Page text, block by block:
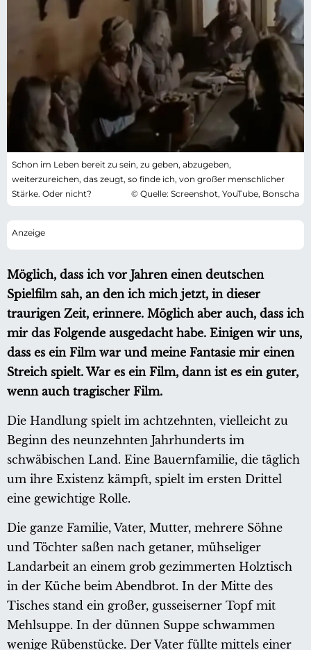
Schon im Leben bereit zu sein, zu geben, abzugeben,
weiterzureichen, das zeugt, so finde ich, von großer menschlicher
Stärke. Oder nicht?
© Quelle: Screenshot, YouTube, Bonscha
Möglich, dass ich vor Jahren einen deutschen
Spielfilm sah, an den ich mich jetzt, in dieser
traurigen Zeit, erinnere. Möglich aber auch, dass ich
mir das Folgende ausgedacht habe. Einigen wir uns,
dass es ein Film war und meine Fantasie mir einen
Streich spielt. War es ein Film, dann ist es ein guter,
wenn auch tragischer Film.
Die Handlung spielt im achtzehnten, vielleicht zu
Beginn des neunzehnten Jahrhunderts im
schwäbischen Land. Eine Bauernfamilie, die täglich
um ihre Existenz kämpft, spielt im ersten Drittel
eine gewichtige Rolle.
Die ganze Familie, Vater, Mutter, mehrere Söhne
und Töchter saßen nach getaner, mühseliger
Landarbeit an einem grob gezimmerten Holztisch
in der Küche beim Abendbrot. In der Mitte des
Tisches stand ein großer, gusseiserner Topf mit
Mehlsuppe. In der dünnen Suppe schwammen
wenige Rübenstücke. Der Vater füllte mittels einer